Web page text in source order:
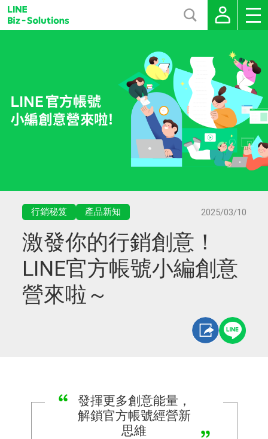
行銷秘笈 產品新知 2025/03/10
激發你的行銷創意！
LINE官方帳號小編創意
營來啦～
發揮更多創意能量，
解鎖官方帳號經營新
思維